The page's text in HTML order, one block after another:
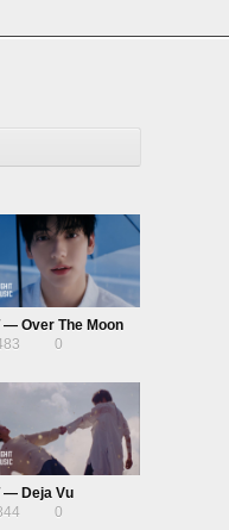
— Over The Moon
0
— Deja Vu
0